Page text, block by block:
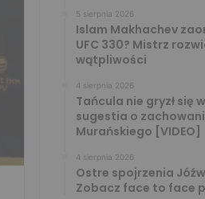
5 sierpnia 2026
Islam Makhachev
UFC 330? Mistrz
wątpliwości
4 sierpnia 2026
Tańcula nie gryzł się
sugestia o
Murańskiego [VIDEO]
4 sierpnia 2026
Ostre spojrzenia
Zobacz face to face